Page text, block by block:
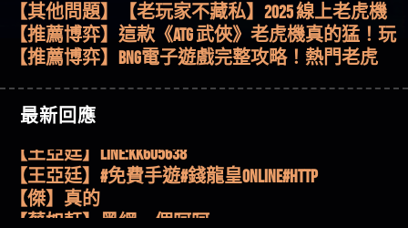
這樣挑！RTP、波動率和平台安全的全攻略！
【推薦博弈】這款《ATG 武俠》老虎機真的猛！玩
過才知道什麼叫超過3萬種中獎方式！
【推薦博弈】BNG電子遊戲完整攻略！熱門老虎
機、集鴻運玩法、獨家試玩一次看！
【其他問題】【2025】ATG試玩必看！戰神賽特
賴zg369」力智投資是不是詐騙 力智投資是真的嗎
力智投資是詐騙嗎 南部老翁還在癡迷力智投資高
回報獲利 請不要在匯款
【其他問題】 【遇天盛商行詐騙追回資金賴
zg369】天盛商行詐騙 天盛商行是不是詐騙 天盛商
行是真的嗎 天盛商行是詐騙嗎 被天盛商行詐騙一
招教你拿回
【其他問題】 受害者援助賴【zg369】退休老翁被
大戶e點靈詐騙痛不欲生 大戶e點靈是真的嗎 大戶e
點靈是不是詐騙 大戶e點靈是詐騙嗎 大戶e點靈無
法出金 （大戶e點靈）教你如何規避詐騙陷阱
【其他問題】 弘記投資詐騙持續收割國人中【免
費討回資金賴zg369】弘記投資是詐騙嗎 弘記投資
是不是詐騙 弘記投資是真的嗎 被弘記投資詐騙的
錢怎麼辦 本文教你如何拿回被騙資金
【其他問題】 被騙追回賴【zg369】KnTop利用新型
詐騙手法欺詐群眾 KnTop是真的嗎 KnTop是不是詐騙
KnTop是詐騙嗎 【KnTop】KnTop無法出金 被KnTop詐騙
【其他問題】機台運算專案詐騙持續收割國人中
【免費討回資金賴zg369】機台運算專案是詐騙嗎
【其他問題】 Hoyabit詐騙持續收割國人中【免費
最新回應
【傑】推代理真的好相處
【盧鴻傑】請問一下100多萬會出金嗎，有誰可以
【王亞廷】#免費手遊#錢龍皇ONLINE#http
【傑】真的
【蔡如軒】黑網一個呵呵